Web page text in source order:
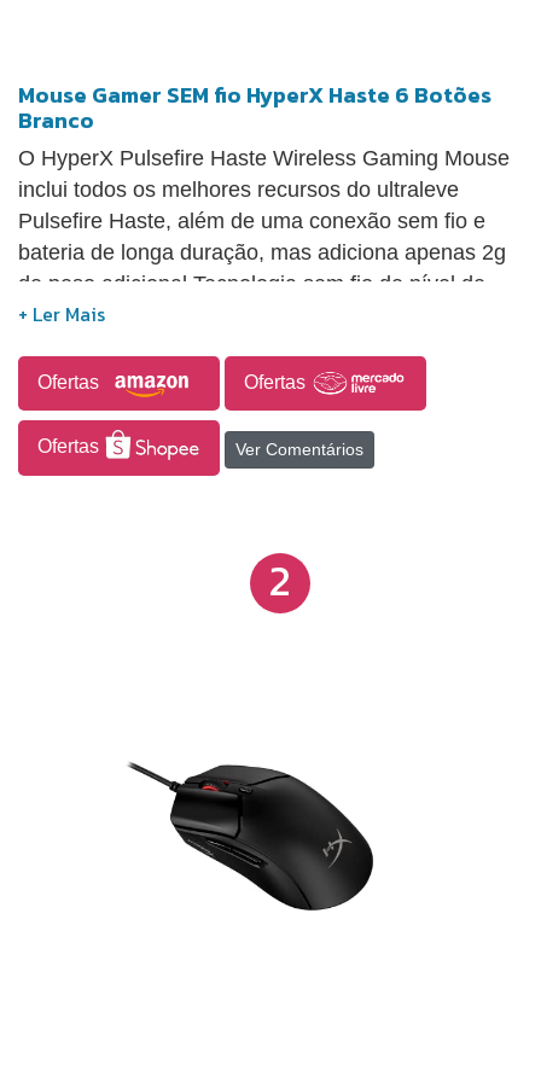
Mouse Gamer SEM fio HyperX Haste 6 Botões
Branco
O HyperX Pulsefire Haste Wireless Gaming Mouse
inclui todos os melhores recursos do ultraleve
Pulsefire Haste, além de uma conexão sem fio e
bateria de longa duração, mas adiciona apenas 2g
de peso adicional Tecnologia sem fio de nível de
jogo: A conectividade RF sem fio responsiva de 2,4
uma taxa de relatório de 1 ms. Design de concha
hexagonal ultraleve: O Pulsefire Haste sem fio é um
mouse de malha com recortes que o tornam mais
leve do que um mouse de casca sólida, sem
de bateria de longa duração: Você não terá que se
preocupar com uma bateria descarregada levando a
prova de poeira: Esses interruptores fornecem
cliques sólidos e satisfatórios para que você saiba
que eles estão sendo registrados. Eles também
apresentam um revestimento anti-poeira e são
classificados para até 80 milhões de cliques. 00%
Ofertas Ofertas
Ofertas Ver Comentários
2